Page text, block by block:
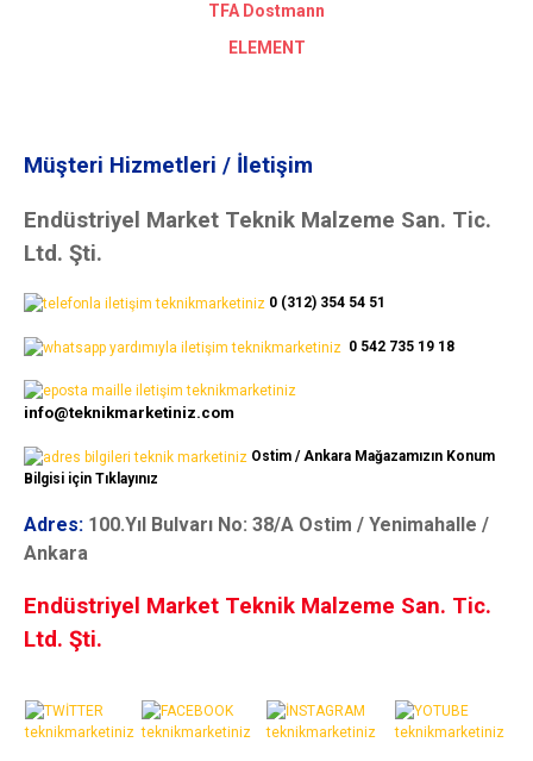
TFA Dostmann
ELEMENT
Müşteri Hizmetleri / İletişim
Endüstriyel Market Teknik Malzeme San. Tic.
Ltd. Şti.
0 (312) 354 54 51
0 542 735 19 18
info@teknikmarketiniz.com
Ostim / Ankara Mağazamızın Konum
Bilgisi için Tıklayınız
Adres: 100.Yıl Bulvarı No: 38/A Ostim / Yenimahalle /
Ankara
Endüstriyel Market Teknik Malzeme San. Tic.
Ltd. Şti.